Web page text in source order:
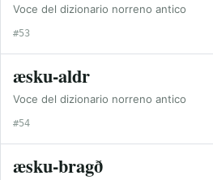
Voce del dizionario norreno antico
#53
æsku-aldr
Voce del dizionario norreno antico
#54
æsku-bragð